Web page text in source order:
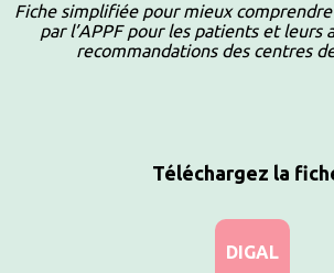
Fiche simplifiée pour mieux
par l’APPF pour les patients et leurs
recommandations des centres
Téléchargez la
DIGAL